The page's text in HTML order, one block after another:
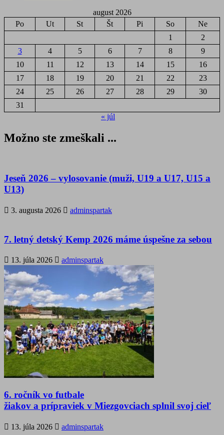
august 2026
Po
Ut St Št Pi So
Ne
1
2
3
4 5 6 7 8
9
10
11 12 13 14 15
16
17
18 19 20 21 22
23
24
25 26 27 28 29
30
31
« júl
Možno ste zmeškali ...
Jeseň 2026 – vylosovanie (muži, U19 a U17, U15 a
U13)
3. augusta 2026 adminspartak
7. letný detský Kemp 2026 máme úspešne za sebou
13. júla 2026 adminspartak
6. ročník vo futbale
žiakov a prípraviek v Miezgovciach splnil svoj cieľ
13. júla 2026 adminspartak